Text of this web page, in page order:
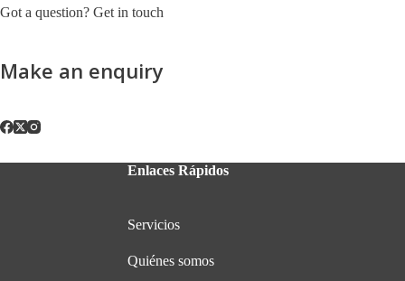
Got a question? Get in touch
Make an enquiry
Enlaces Rápidos
Servicios
Quiénes somos